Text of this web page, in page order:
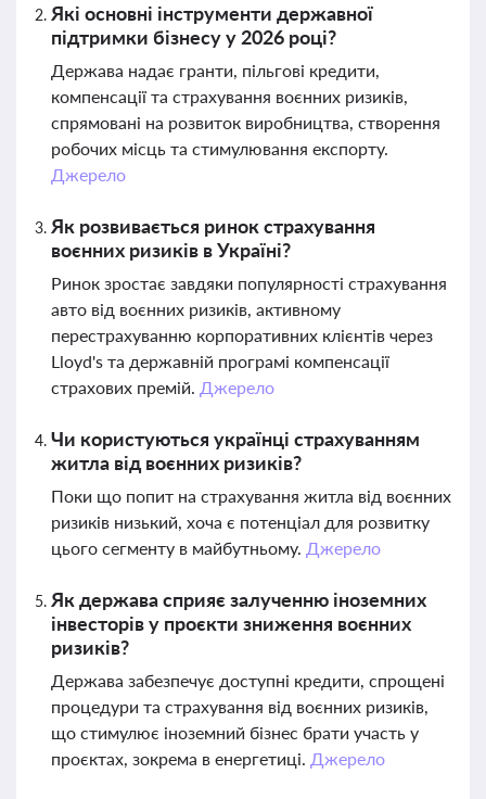
Які основні інструменти державної
підтримки бізнесу у 2026 році?
Держава надає гранти, пільгові кредити,
компенсації та страхування воєнних ризиків,
спрямовані на розвиток виробництва, створення
робочих місць та стимулювання експорту.
Джерело
Як розвивається ринок страхування
воєнних ризиків в Україні?
Ринок зростає завдяки популярності страхування
авто від воєнних ризиків, активному
перестрахуванню корпоративних клієнтів через
Lloyd's та державній програмі компенсації
страхових премій. Джерело
Чи користуються українці страхуванням
житла від воєнних ризиків?
Поки що попит на страхування житла від воєнних
ризиків низький, хоча є потенціал для розвитку
цього сегменту в майбутньому. Джерело
Як держава сприяє залученню іноземних
інвесторів у проєкти зниження воєнних
ризиків?
Держава забезпечує доступні кредити, спрощені
процедури та страхування від воєнних ризиків,
що стимулює іноземний бізнес брати участь у
проєктах, зокрема в енергетиці. Джерело